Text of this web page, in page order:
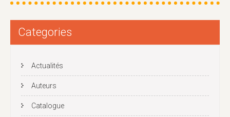
Categories
Actualités
Auteurs
Catalogue